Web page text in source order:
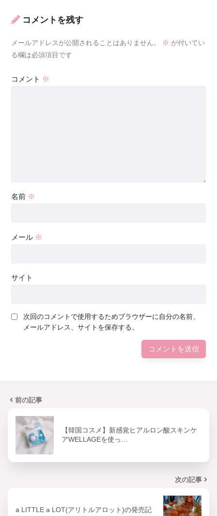
コメントを残す
メールアドレスが公開されることはありません。 ※ が付いてい
る欄は必須項目です
コメント ※
名前 ※
メール ※
サイト
次回のコメントで使用するためブラウザーに自分の名前、
メールアドレス、サイトを保存する。
前の記事
【韓国コスメ】新感覚ヒアルロン酸スキンケ
アWELLAGEを使っ…
次の記事
a LITTLE a LOT(アリトルアロット)の発売記